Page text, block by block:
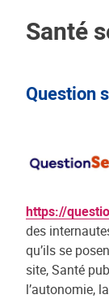
Santé
Question
https://
des
qu’ils se
site, Santé
l’autonomie,